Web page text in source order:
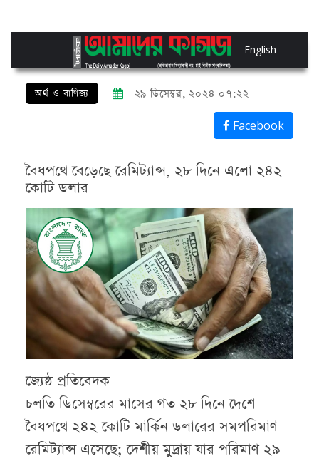
English
অর্থ ও বাণিজ্য ২৯ ডিসেম্বর, ২০২৪ ০৭:২২
Facebook
বৈধপথে বেড়েছে রেমিট্যান্স, ২৮ দিনে এলো ২৪২
কোটি ডলার
জ্যেষ্ঠ প্রতিবেদক
চলতি ডিসেম্বরের মাসের গত ২৮ দিনে দেশে
বৈধপথে ২৪২ কোটি মার্কিন ডলারের সমপরিমাণ
রেমিট্যান্স এসেছে; দেশীয় মুদ্রায় যার পরিমাণ ২৯